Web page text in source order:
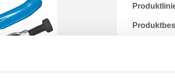
Zum
Passend